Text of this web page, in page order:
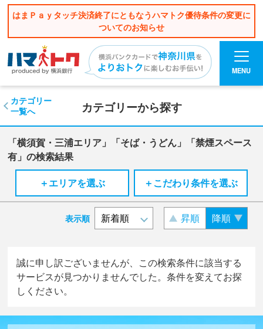
はまＰａｙタッチ決済終了にともなうハマトク優待条件の変更に
ついてのお知らせ
MENU
カテゴリーから探す
カテゴリー
一覧へ
「横須賀・三浦エリア」「そば・うどん」「禁煙スペース
有」の検索結果
＋エリアを選ぶ
＋こだわり条件を選ぶ
表示順 昇順 降順
誠に申し訳ございませんが、この検索条件に該当する
サービスが見つかりませんでした。条件を変えてお探
しください。